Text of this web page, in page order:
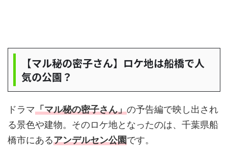
【マル秘の密子さん】ロケ地は船橋で人
気の公園？
ドラマ「マル秘の密子さん」の予告編で映し出され
る景色や建物。そのロケ地となったのは、千葉県船
橋市にあるアンデルセン公園です。